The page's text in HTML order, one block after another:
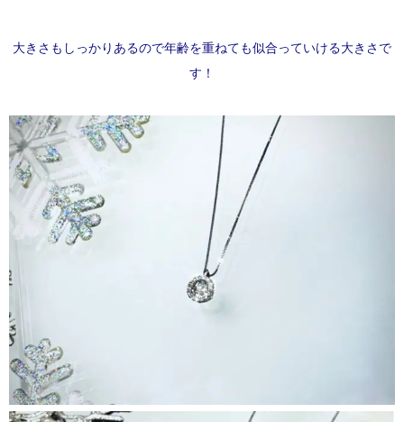
大きさもしっかりあるので年齢を重ねても似合っていける大きさで
す！